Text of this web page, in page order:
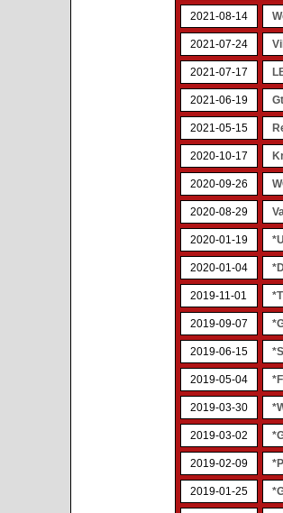
2021-08-14
2021-07-24
2021-07-17
2021-06-19
2021-05-15
2020-10-17
2020-09-26
2020-08-29
2020-01-19
2020-01-04
2019-11-01
2019-09-07
2019-06-15
2019-05-04
2019-03-30
2019-03-02
2019-02-09
2019-01-25